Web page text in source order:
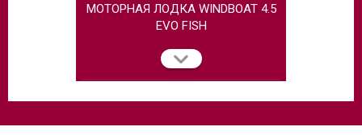
МОТОРНАЯ ЛОДКА WINDBOAT 4.5
EVO FISH